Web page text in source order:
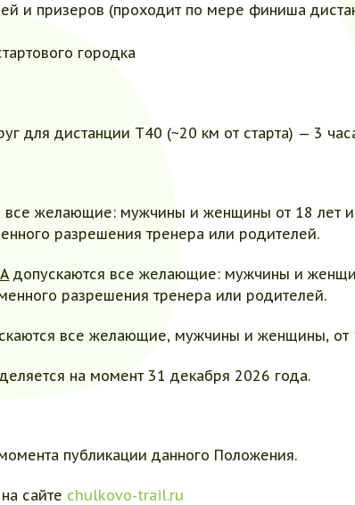
и призеров (проходит по мере финиша
городка
для дистанции Т40 (~20 км от старта) — 3
все желающие: мужчины и женщины от 18 лет и
разрешения тренера или родителей.
допускаются все желающие: мужчины и
разрешения тренера или родителей.
все желающие, мужчины и женщины, от
на момент 31 декабря 2026 года.
публикации данного Положения.
сайте сhulkovo-trail.ru